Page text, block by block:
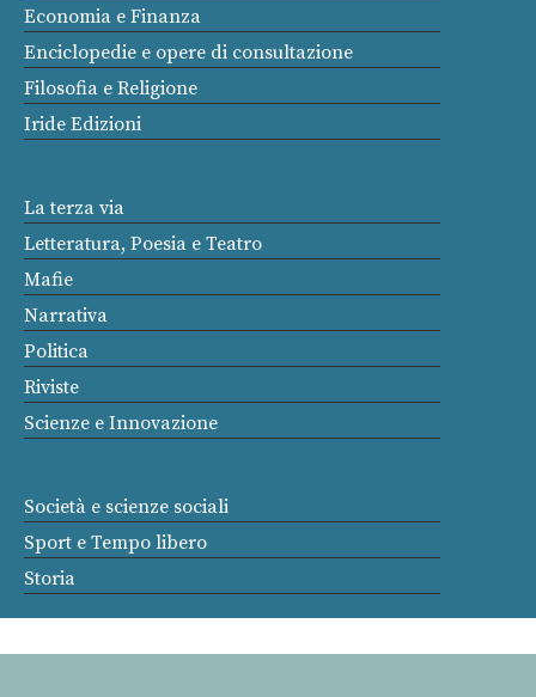
Economia e Finanza
Enciclopedie e opere di consultazione
Filosofia e Religione
Iride Edizioni
La terza via
Letteratura, Poesia e Teatro
Mafie
Narrativa
Politica
Riviste
Scienze e Innovazione
Società e scienze sociali
Sport e Tempo libero
Storia